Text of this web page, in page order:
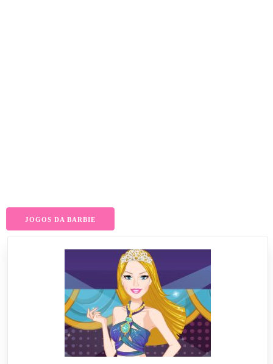
JOGOS DA BARBIE